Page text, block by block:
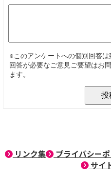
リンク集 プライバシーポ
サイ